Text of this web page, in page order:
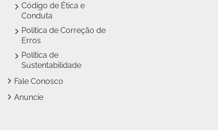
Código de Ética e
Conduta
Política de Correção de
Erros
Política de
Sustentabilidade
Fale Conosco
Anuncie